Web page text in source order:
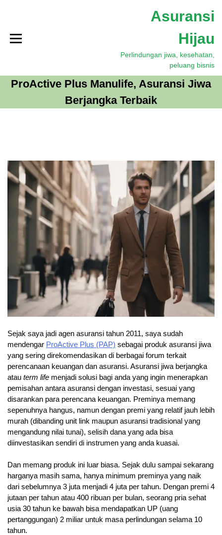
Asuransi
Hijau
Perlindungan jiwa, kesehatan,
peluang bisnis
ProActive Plus Manulife, Asuransi Jiwa
Berjangka Terbaik
Sejak saya jadi agen asuransi tahun 2011, saya sudah
mendengar ProActive Plus (PAP) sebagai produk asuransi jiwa
yang sering direkomendasikan di berbagai forum terkait
perencanaan keuangan dan asuransi. Asuransi jiwa berjangka
atau term life menjadi solusi bagi anda yang ingin menerapkan
pemisahan antara asuransi dengan investasi, sesuai yang
disarankan para perencana keuangan. Preminya memang
sepenuhnya hangus, namun dengan premi yang relatif jauh lebih
murah (dibanding unit link maupun asuransi tradisional yang
mengandung nilai tunai), selisih dana yang ada bisa
diinvestasikan sendiri di instrumen yang anda kuasai.
Dan memang produk ini luar biasa. Sejak dulu sampai sekarang
harganya masih sama, hanya minimum preminya yang naik
dari sebelumnya 3 juta menjadi 4 juta per tahun. Dengan premi 4
jutaan per tahun atau 400 ribuan per bulan, seorang pria sehat
usia 30 tahun ke bawah bisa mendapatkan UP (uang
pertanggungan) 2 miliar untuk masa perlindungan selama 10
tahun.